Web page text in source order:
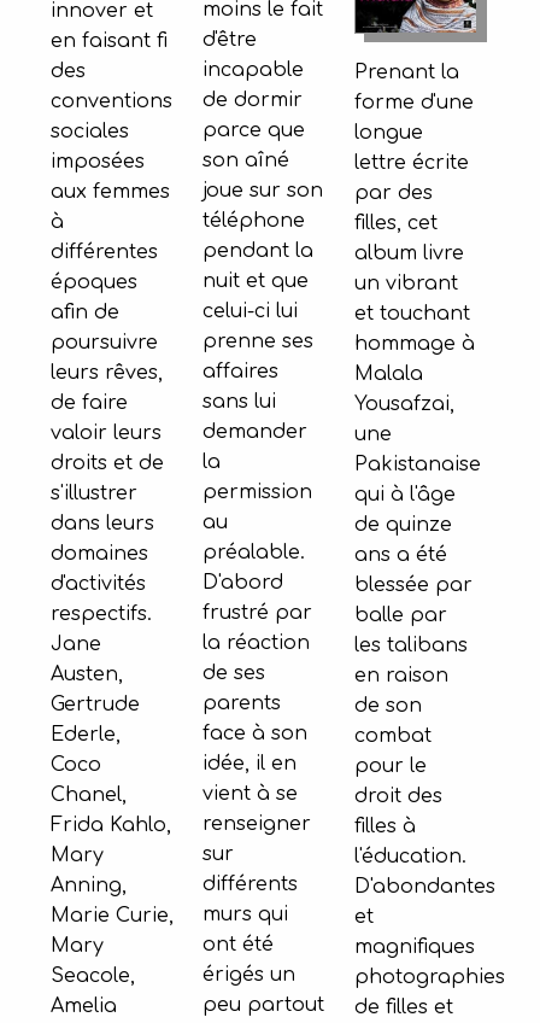
innover et
en faisant fi
des
conventions
sociales
imposées
aux femmes
à
différentes
époques
afin de
poursuivre
leurs rêves,
de faire
valoir leurs
droits et de
s'illustrer
dans leurs
domaines
d'activités
respectifs.
Jane
Austen,
Gertrude
Ederle,
Coco
Chanel,
Frida Kahlo,
Mary
Anning,
Marie Curie,
Mary
Seacole,
Amelia
moins le fait
d'être
incapable
de dormir
parce que
son aîné
joue sur son
téléphone
pendant la
nuit et que
celui-ci lui
prenne ses
affaires
sans lui
demander
la
permission
au
préalable.
D'abord
frustré par
la réaction
de ses
parents
face à son
idée, il en
vient à se
renseigner
sur
différents
murs qui
ont été
érigés un
peu partout
Prenant la
forme d'une
longue
lettre écrite
par des
filles, cet
album livre
un vibrant
et touchant
hommage à
Malala
Yousafzai,
une
Pakistanaise
qui à l'âge
de quinze
ans a été
blessée par
balle par
les talibans
en raison
de son
combat
pour le
droit des
filles à
l'éducation.
D'abondantes
et
magnifiques
photographies
de filles et